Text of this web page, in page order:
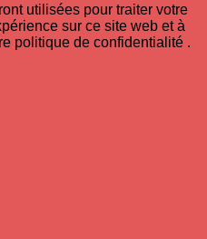
utilisées pour traiter votre
sur ce site web et à
politique de confidentialité .